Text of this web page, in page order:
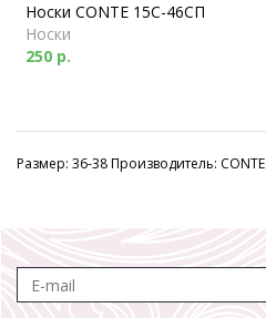
Носки CONTE 15С-46СП
Носки
250 р.
Размер: 36-38 Производитель: CONTE